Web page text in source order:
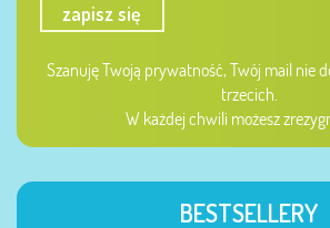
zapisz się
Szanuję Twoją prywatność, Twój mail nie
trzecich.
W każdej chwili możesz
BESTSELLERY